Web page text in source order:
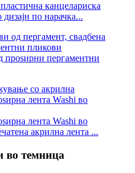
канцелариска
дизајн по нарачка...
проѕирни пергаментни
лента Washi во
акрилна лента ...
во темница